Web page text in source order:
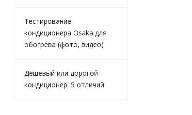
Тестирование
кондиционера Osaka для
обогрева (фото, видео)
Дешёвый или дорогой
кондиционер: 5 отличий